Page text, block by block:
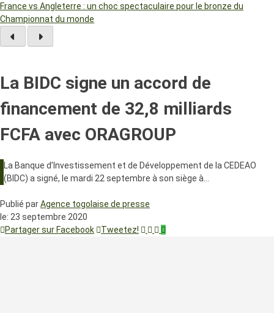
France vs Angleterre : un choc spectaculaire pour le bronze du
Championnat du monde
La BIDC signe un accord de
financement de 32,8 milliards
FCFA avec ORAGROUP
La Banque d’Investissement et de Développement de la CEDEAO
(BIDC) a signé, le mardi 22 septembre à son siège à…
Publié parAgence togolaise de presse
le: 23 septembre 2020
Partager sur Facebook
Tweetez!